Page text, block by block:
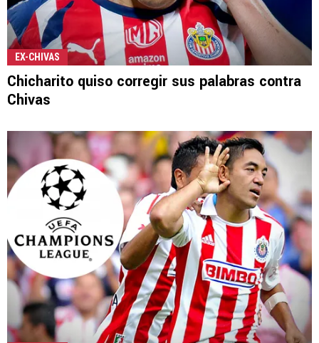
EX-CHIVAS
Chicharito quiso corregir sus palabras contra
Chivas